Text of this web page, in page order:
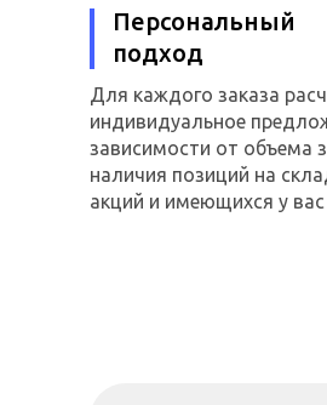
Персональный
подход
Для каждого заказа
индивидуальное
зависимости от объема
наличия позиций на
акций и имеющихся у вас